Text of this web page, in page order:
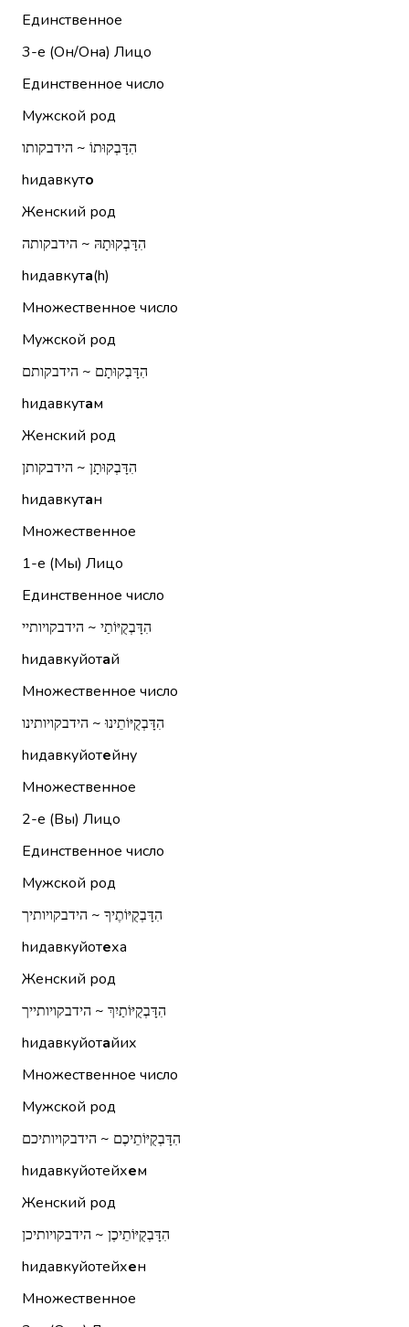
Единственное
3-е (Он/Она) Лицо
Единственное число
Мужской род
הִדָּבְקוּתוֹ ~ הידבקותו
hидавкуто
Женский род
הִדָּבְקוּתָהּ ~ הידבקותה
hидавкута(h)
Множественное число
Мужской род
הִדָּבְקוּתָם ~ הידבקותם
hидавкутам
Женский род
הִדָּבְקוּתָן ~ הידבקותן
hидавкутан
Множественное
1-е (Мы) Лицо
Единственное число
הִדָּבְקֻיּוֹתַי ~ הידבקויותיי
hидавкуйотай
Множественное число
הִדָּבְקֻיּוֹתֵינוּ ~ הידבקויותינו
hидавкуйотейну
Множественное
2-е (Вы) Лицо
Единственное число
Мужской род
הִדָּבְקֻיּוֹתֶיךָ ~ הידבקויותיך
hидавкуйотеха
Женский род
הִדָּבְקֻיּוֹתַיִךְ ~ הידבקויותייך
hидавкуйотайих
Множественное число
Мужской род
הִדָּבְקֻיּוֹתֵיכֶם ~ הידבקויותיכם
hидавкуйотейхем
Женский род
הִדָּבְקֻיּוֹתֵיכֶן ~ הידבקויותיכן
hидавкуйотейхен
Множественное